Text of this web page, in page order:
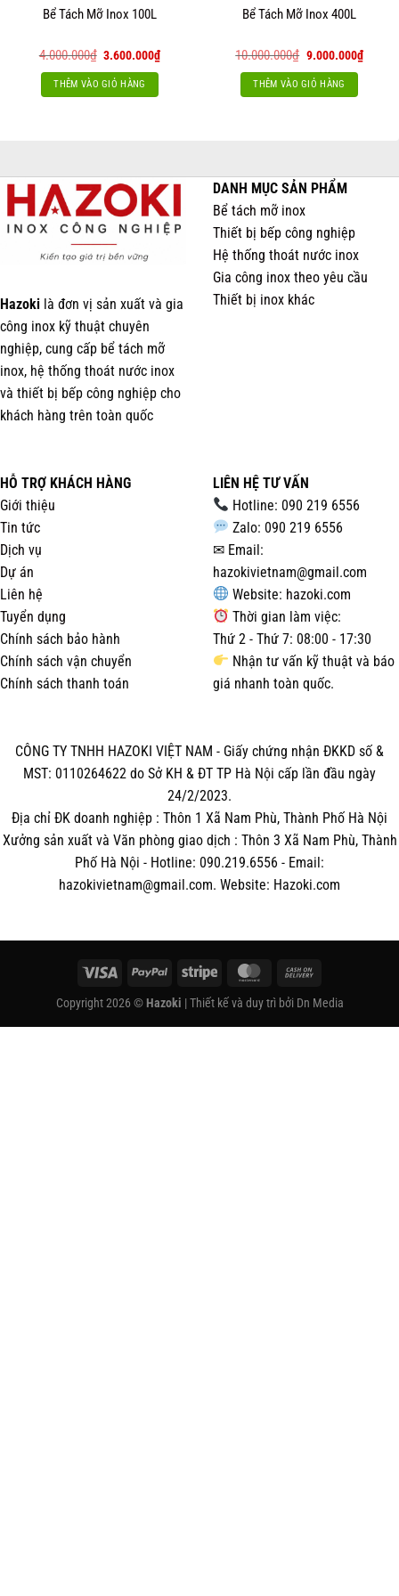
Bể Tách Mỡ Inox 100L
4.000.000₫ Giá
là:
4.000.000₫.
3.600.000₫Giá
hiện
THÊM VÀO GIỎ HÀNG
Bể Tách Mỡ Inox 400L
10.000.000₫ Giá
là:
10.000.000₫.
9.000.000₫Giá
hiện
THÊM VÀO GIỎ HÀNG
Hazoki là đơn vị sản xuất và gia
công inox kỹ thuật chuyên
nghiệp, cung cấp bể tách mỡ
inox, hệ thống thoát nước inox
và thiết bị bếp công nghiệp cho
khách hàng trên toàn quốc
DANH MỤC SẢN PHẨM
Bể tách mỡ inox
Thiết bị bếp công nghiệp
Hệ thống thoát nước inox
Gia công inox theo yêu cầu
Thiết bị inox khác
HỖ TRỢ KHÁCH HÀNG
Giới thiệu
Tin tức
Dịch vụ
Dự án
Liên hệ
Tuyển dụng
Chính sách bảo hành
Chính sách vận chuyển
Chính sách thanh toán
LIÊN HỆ TƯ VẤN
Hotline: 090 219 6556
Zalo: 090 219 6556
✉ Email:
hazokivietnam@gmail.com
Website: hazoki.com
Thời gian làm việc:
Thứ 2 - Thứ 7: 08:00 - 17:30
Nhận tư vấn kỹ thuật và báo
giá nhanh toàn quốc.
CÔNG TY TNHH HAZOKI VIỆT NAM - Giấy chứng nhận ĐKKD số &
MST: 0110264622 do Sở KH & ĐT TP Hà Nội cấp lần đầu ngày
24/2/2023.
Địa chỉ ĐK doanh nghiệp : Thôn 1 Xã Nam Phù, Thành Phố Hà Nội
Xưởng sản xuất và Văn phòng giao dịch : Thôn 3 Xã Nam Phù, Thành
Phố Hà Nội - Hotline: 090.219.6556 - Email:
hazokivietnam@gmail.com. Website: Hazoki.com
Visa PayPal Stripe MasterCard
Copyright 2026 © Hazoki | Thiết kế và duy trì bởi Dn Media